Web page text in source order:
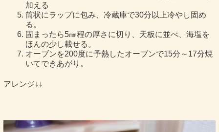
加える
筒状にラップに包み、冷蔵庫で30分以上冷やし固め
る。
固まったら5㎜程の厚さに切り、天板に並べ、海塩を
ほんの少し載せる。
オーブンを200度に予熱したオーブンで15分～17分焼
いてできあがり。
アレンジ↓↓